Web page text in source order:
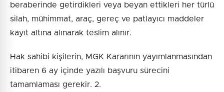
beraberinde getirdikleri veya beyan ettikleri her türlü
silah, mühimmat, araç, gereç ve patlayıcı maddeler
kayıt altına alınarak teslim alınır.
Hak sahibi kişilerin, MGK Kararının yayımlanmasından
itibaren 6 ay içinde yazılı başvuru sürecini
tamamlaması gerekir. 2.